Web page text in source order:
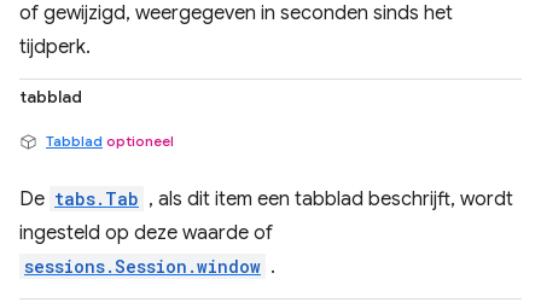
of gewijzigd, weergegeven in seconden sinds het
tijdperk.
tabblad
Tabblad optioneel
De tabs.Tab , als dit item een tabblad beschrijft, wordt
ingesteld op deze waarde of
sessions.Session.window .